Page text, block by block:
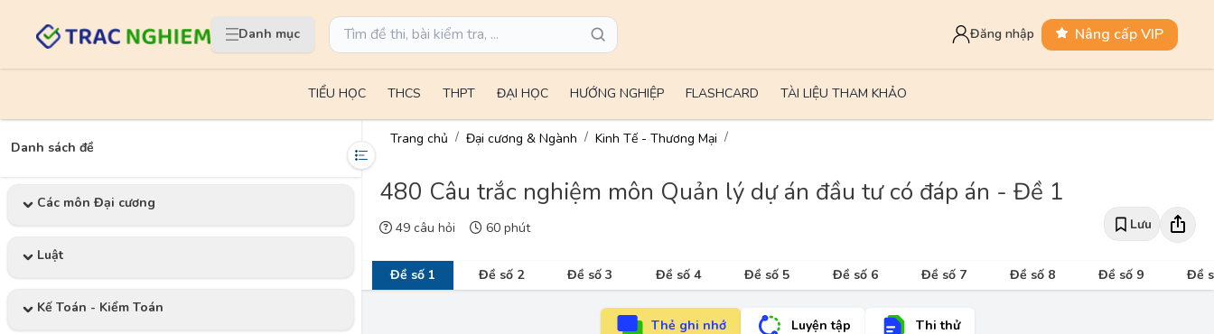
Danh mục Đăng nhập Nâng cấp VIP
TIỂU HỌC THCS THPT ĐẠI HỌC HƯỚNG NGHIỆP FLASHCARD TÀI LIỆU THAM KHẢO
Danh sách đề
Các môn Đại cương
Luật
Kế Toán - Kiểm Toán
Trang chủ Đại cương & Ngành Kinh Tế - Thương Mại
480 Câu trắc nghiệm môn Quản lý dự án đầu tư có đáp án - Đề 1
49 câu hỏi 60 phút Lưu
Đề số 1 Đề số 2 Đề số 3 Đề số 4 Đề số 5 Đề số 6 Đề số 7 Đề số 8 Đề số 9 Đề
Thẻ ghi nhớ Luyện tập Thi thử